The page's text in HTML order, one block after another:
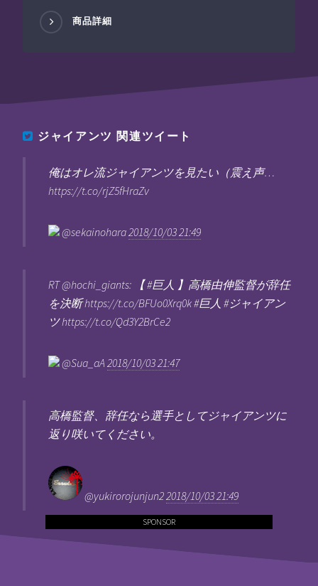
商品詳細
ジャイアンツ 関連ツイート
俺はオレ流ジャイアンツを見たい（震え声…
https://t.co/rjZ5fHraZv
@sekainohara2018/10/03 21:49
RT @hochi_giants: 【 #巨人 】高橋由伸監督が辞任
を決断 https://t.co/BFUo0Xrq0k #巨人 #ジャイアン
ツ https://t.co/Qd3Y2BrCe2
@Sua_aA 2018/10/03 21:47
高橋監督、辞任なら選手としてジャイアンツに
返り咲いてください。
@yukirorojunjun22018/10/03 21:49
SPONSOR